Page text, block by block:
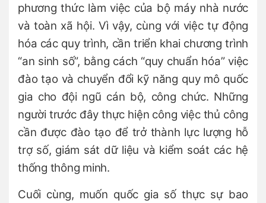
phương thức làm việc của bộ máy nhà nước
và toàn xã hội. Vì vậy, cùng với việc tự động
hóa các quy trình, cần triển khai chương trình
“an sinh số”, bằng cách “quy chuẩn hóa” việc
đào tạo và chuyển đổi kỹ năng quy mô quốc
gia cho đội ngũ cán bộ, công chức. Những
người trước đây thực hiện công việc thủ công
cần được đào tạo để trở thành lực lượng hỗ
trợ số, giám sát dữ liệu và kiểm soát các hệ
thống thông minh.
Cuối cùng, muốn quốc gia số thực sự bao